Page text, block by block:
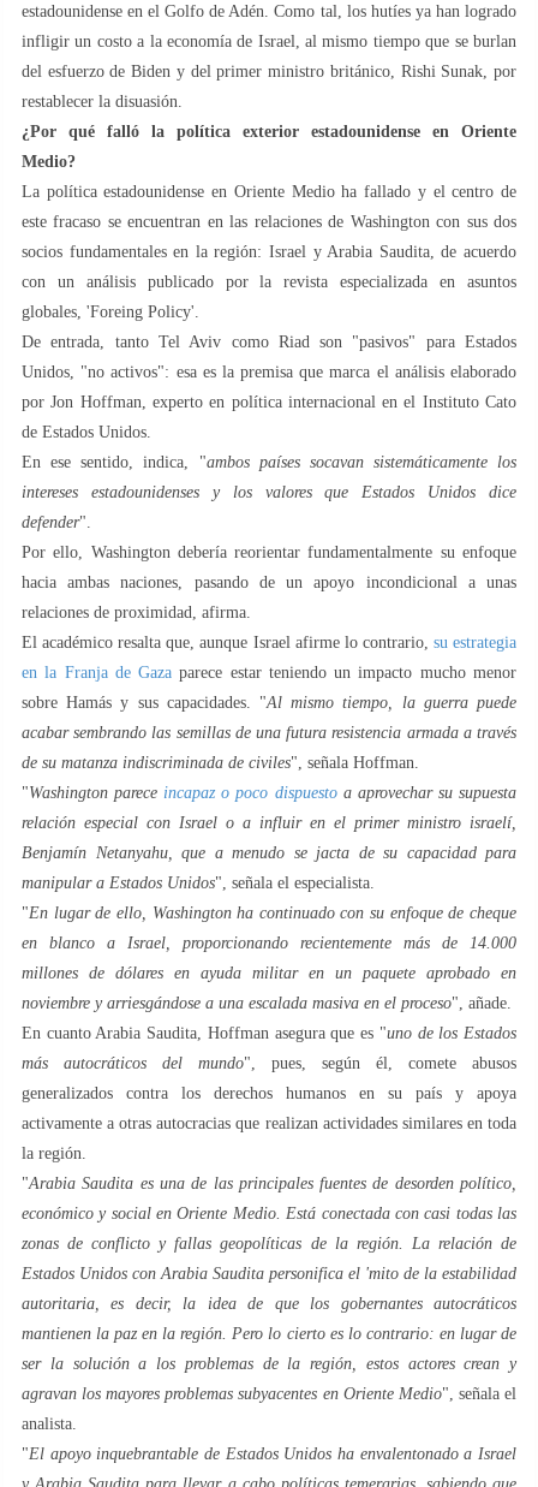
estadounidense en el Golfo de Adén. Como tal, los hutíes ya han logrado
infligir un costo a la economía de Israel, al mismo tiempo que se burlan
del esfuerzo de Biden y del primer ministro británico, Rishi Sunak, por
restablecer la disuasión.
¿Por qué falló la política exterior estadounidense en Oriente
Medio?
La política estadounidense en Oriente Medio ha fallado y el centro de
este fracaso se encuentran en las relaciones de Washington con sus dos
socios fundamentales en la región: Israel y Arabia Saudita, de acuerdo
con un análisis publicado por la revista especializada en asuntos
globales, 'Foreing Policy'.
De entrada, tanto Tel Aviv como Riad son "pasivos" para Estados
Unidos, "no activos": esa es la premisa que marca el análisis elaborado
por Jon Hoffman, experto en política internacional en el Instituto Cato
de Estados Unidos.
En ese sentido, indica, "ambos países socavan sistemáticamente los
intereses estadounidenses y los valores que Estados Unidos dice
defender".
Por ello, Washington debería reorientar fundamentalmente su enfoque
hacia ambas naciones, pasando de un apoyo incondicional a unas
relaciones de proximidad, afirma.
El académico resalta que, aunque Israel afirme lo contrario, su estrategia
en la Franja de Gazaparece estar teniendo un impacto mucho menor
sobre Hamás y sus capacidades. "Al mismo tiempo, la guerra puede
acabar sembrando las semillas de una futura resistencia armada a través
de su matanza indiscriminada de civiles", señala Hoffman.
"Washington parece incapaz o poco dispuestoa aprovechar su supuesta
relación especial con Israel o a influir en el primer ministro israelí,
Benjamín Netanyahu, que a menudo se jacta de su capacidad para
manipular a Estados Unidos", señala el especialista.
"En lugar de ello, Washington ha continuado con su enfoque de cheque
en blanco a Israel, proporcionando recientemente más de 14.000
millones de dólares en ayuda militar en un paquete aprobado en
noviembre y arriesgándose a una escalada masiva en el proceso", añade.
En cuanto Arabia Saudita, Hoffman asegura que es "uno de los Estados
más autocráticos del mundo", pues, según él, comete abusos
generalizados contra los derechos humanos en su país y apoya
activamente a otras autocracias que realizan actividades similares en toda
la región.
"Arabia Saudita es una de las principales fuentes de desorden político,
económico y social en Oriente Medio. Está conectada con casi todas las
zonas de conflicto y fallas geopolíticas de la región. La relación de
Estados Unidos con Arabia Saudita personifica el 'mito de la estabilidad
autoritaria, es decir, la idea de que los gobernantes autocráticos
mantienen la paz en la región. Pero lo cierto es lo contrario: en lugar de
ser la solución a los problemas de la región, estos actores crean y
agravan los mayores problemas subyacentes en Oriente Medio", señala el
analista.
"El apoyo inquebrantable de Estados Unidos ha envalentonado a Israel